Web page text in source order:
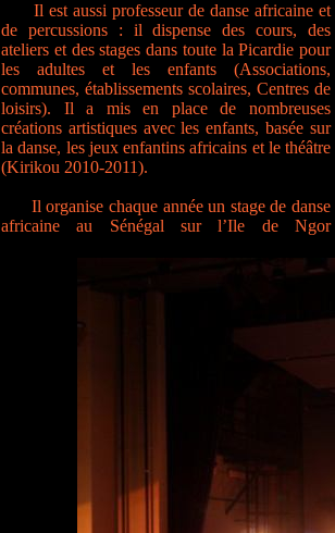
Il est aussi professeur de danse africaine et
de percussions : il dispense des cours, des
ateliers et des stages dans toute la Picardie pour
les adultes et les enfants (Associations,
communes, établissements scolaires, Centres de
loisirs). Il a mis en place de nombreuses
créations artistiques avec les enfants, basée sur
la danse, les jeux enfantins africains et le théâtre
(Kirikou 2010-2011).
Il organise chaque année un stage de danse
africaine au Sénégal sur l’Ile de Ngor